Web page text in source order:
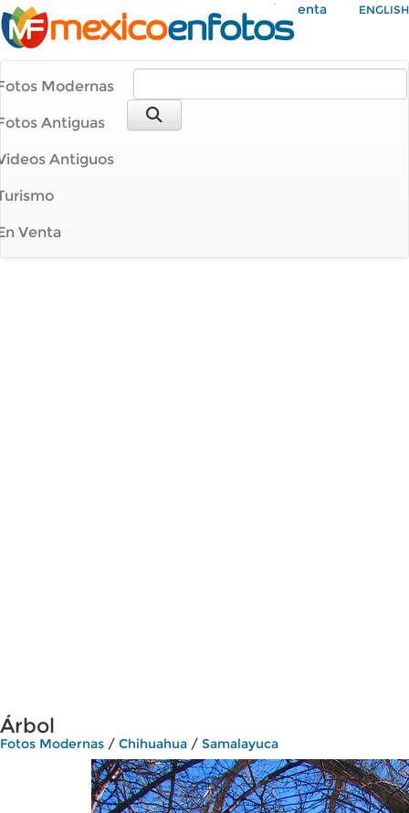
Mi Cuenta ENGLISH
Modernas
Antiguas
Antiguos
Venta
Árbol
Fotos Modernas / Chihuahua / Samalayuca